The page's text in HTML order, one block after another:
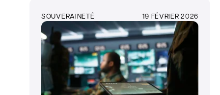
SOUVERAINETÉ 19 FÉVRIER 2026